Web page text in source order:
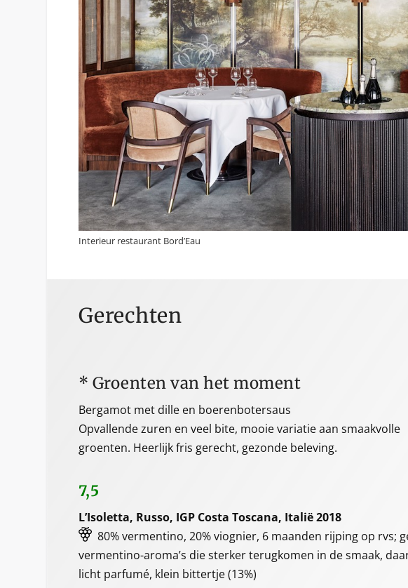
Interieur restaurant Bord’Eau
Gerechten
* Groenten van het moment
Bergamot met dille en boerenbotersaus
Opvallende zuren en veel bite, mooie variatie aan smaakvolle
groenten. Heerlijk fris gerecht, gezonde beleving.
7,5
L’Isoletta, Russo, IGP Costa Toscana, Italië 2018
80% vermentino, 20% viognier, 6 maanden rijping op rvs;
vermentino-aroma’s die sterker terugkomen in de smaak,
licht parfumé, klein bittertje (13%)